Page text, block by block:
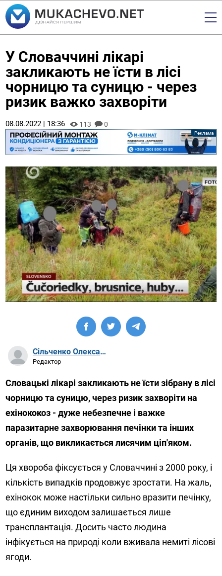
У Словаччині лікарі
закликають не їсти в лісі
чорницю та суницю - через
ризик важко захворіти
08.08.2022 | 18:36 113 0
Сільченко Олександр Артурович
Редактор
Словацькі лікарі закликають не їсти зібрану в лісі
чорницю та суницю, через ризик захворіти на
ехінококоз - дуже небезпечне і важке
паразитарне захворювання печінки та інших
органів, що викликається лисячим ціп'яком.
Ця хвороба фіксується у Словаччині з 2000 року, і
кількість випадків продовжує зростати. На жаль,
ехінокок може настільки сильно вразити печінку,
що єдиним виходом залишається лише
трансплантація. Досить часто людина
інфікується на природі коли вживала немиті лісові
ягоди.